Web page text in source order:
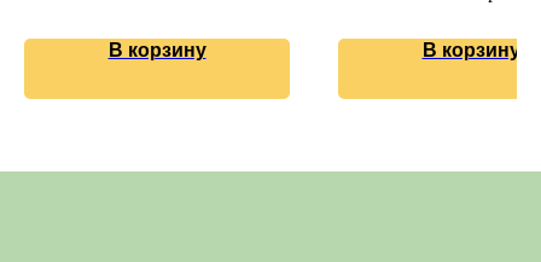
В корзину
массива дуба.
В корзину